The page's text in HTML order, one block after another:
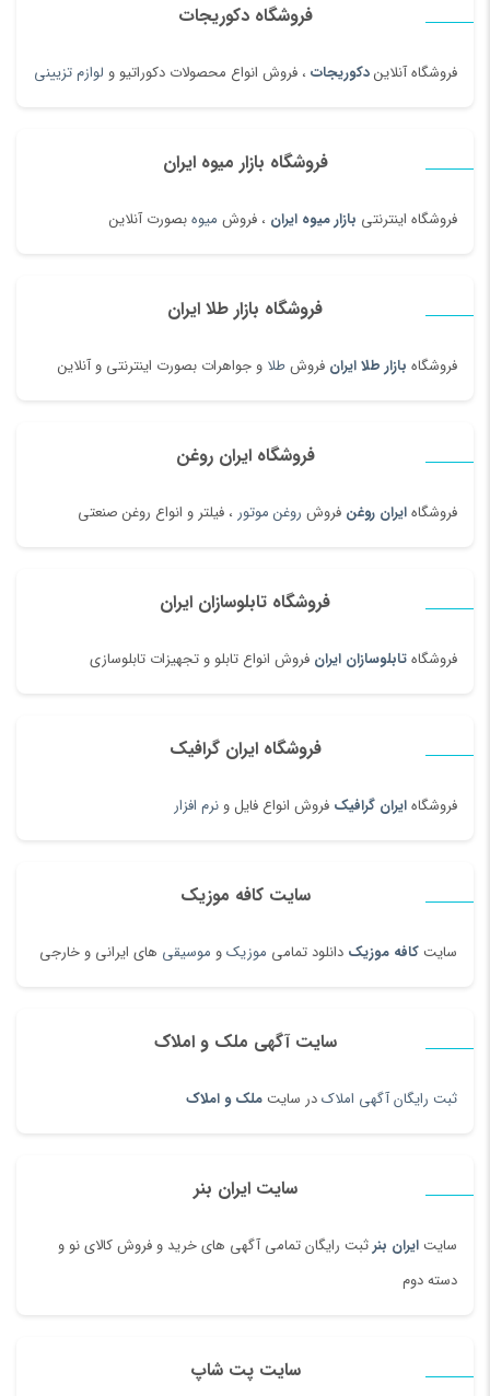
فروشگاه دکوریجات
فروشگاه آنلایندکوریجات ، فروش انواع محصولات دکوراتیو و لوازم تزیینی
فروشگاه بازار میوه ایران
فروشگاه اینترنتی بازار میوه ایران ، فروش میوهبصورت آنلاین
فروشگاه بازار طلا ایران
فروشگاه بازار طلا ایران فروشطلا و جواهرات بصورت اینترنتی و آنلاین
فروشگاه ایران روغن
فروشگاهایران روغن فروش روغن موتور ، فیلتر و انواع روغن صنعتی
فروشگاه تابلوسازان ایران
فروشگاهتابلوسازان ایران فروش انواع تابلو و تجهیزات تابلوسازی
فروشگاه ایران گرافیک
فروشگاهایران گرافیک فروش انواع فایل و نرم افزار
سایت کافه موزیک
سایت کافه موزیک دانلود تمامی موزیکو موسیقی های ایرانی و خارجی
سایت آگهی ملک و املاک
ثبت رایگان آگهی املاکدر سایت ملک و املاک
سایت ایران بنر
سایت ایران بنرثبت رایگان تمامی آگهی های خرید و فروش کالای نو و
دسته دوم
سایت پت شاپ